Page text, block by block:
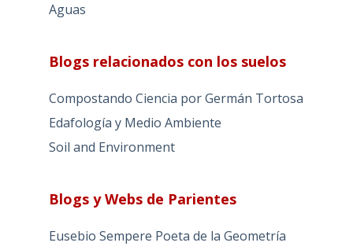
Aguas
Blogs relacionados con los suelos
Compostando Ciencia por Germán Tortosa
Edafología y Medio Ambiente
Soil and Environment
Blogs y Webs de Parientes
Eusebio Sempere Poeta de la Geometría